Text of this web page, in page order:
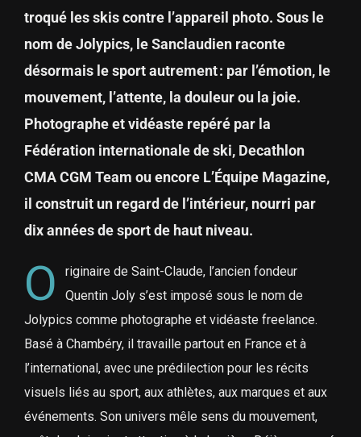
troqué les skis contre l’appareil photo. Sous le
nom de Jolypics, le Sanclaudien raconte
désormais le sport autrement : par l’émotion, le
mouvement, l’attente, la douleur ou la joie.
Photographe et vidéaste repéré par la
Fédération internationale de ski, Decathlon
CMA CGM Team ou encore L’Équipe Magazine,
il construit un regard de l’intérieur, nourri par
dix années de sport de haut niveau.
O
riginaire de Saint-Claude, l’ancien fondeur
Quentin Joly s’est imposé sous le nom de
Jolypics comme photographe et vidéaste freelance.
Basé à Chambéry, il travaille partout en France et à
l’international, avec une prédilection pour les récits
visuels liés au sport, aux athlètes, aux marques et aux
événements. Son univers mêle sens du mouvement,